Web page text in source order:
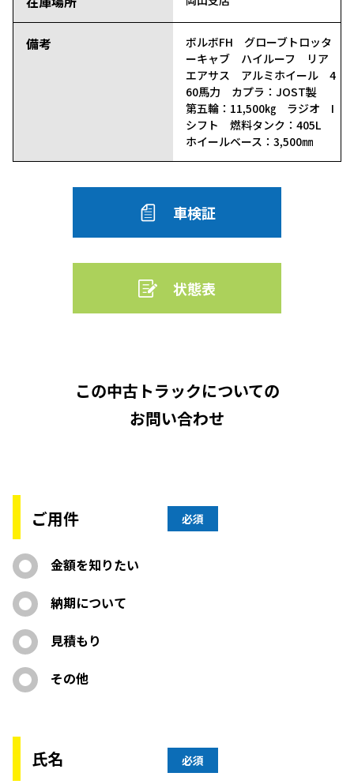
備考
ボルボFH グローブトロッタ
ーキャブ ハイルーフ リア
エアサス アルミホイール 4
60馬力 カプラ：JOST製
第五輪：11,500㎏ ラジオ I
シフト 燃料タンク：405L
ホイールベース：3,500㎜
車検証
状態表
この中古トラックについての
お問い合わせ
ご用件 必須
金額を知りたい
納期について
見積もり
その他
氏名 必須